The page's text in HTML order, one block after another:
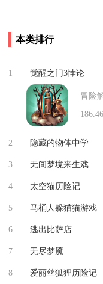
本类排行
1 觉醒之门3悖论
冒险
2 隐藏的物体中学
冒险
3 无间梦境来生戏
4 太空猫历险记
冒险
5 马桶人躲猫猫游戏
6 逃出比萨店
43.16M
7 无尽梦魇
冒险
8 爱丽丝狐狸历险记